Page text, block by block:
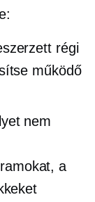
régi
működő
nem
a